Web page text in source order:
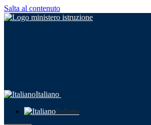
Salta al contenuto
Italiano
Italiano